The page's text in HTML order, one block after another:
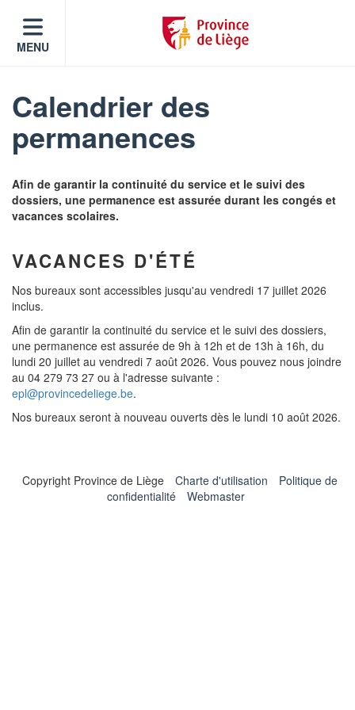
MENU
Calendrier des
permanences
Afin de garantir la continuité du service et le suivi des
dossiers, une permanence est assurée durant les congés et
vacances scolaires.
VACANCES D'ÉTÉ
Nos bureaux sont accessibles jusqu'au vendredi 17 juillet 2026
inclus.
Afin de garantir la continuité du service et le suivi des dossiers,
une permanence est assurée de 9h à 12h et de 13h à 16h, du
lundi 20 juillet au vendredi 7 août 2026. Vous pouvez nous joindre
au 04 279 73 27 ou à l'adresse suivante :
epl@provincedeliege.be.
Nos bureaux seront à nouveau ouverts dès le lundi 10 août 2026.
Copyright Province de Liège Charte d'utilisation
Politique de
confidentialité
Webmaster